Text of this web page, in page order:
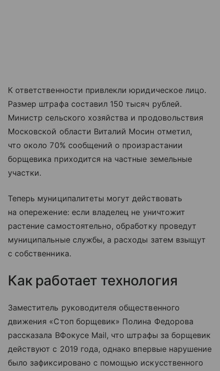
К ответственности привлекли юридическое лицо.
Размер штрафа составил 150 тысяч рублей.
Министр сельского хозяйства и продовольствия
Московской области Виталий Мосин отметил,
что около 70% сообщений о произрастании
борщевика приходится на частные земельные
участки.
Теперь муниципалитеты могут действовать
на опережение: если владелец не уничтожит
растение самостоятельно, обработку проведут
муниципальные службы, а расходы затем взыщут
с собственника.
Как работает технология
Заместитель руководителя общественного
движения «Стоп борщевик» Полина Федорова
рассказала ВФокусе Mail, что штрафы за борщевик
действуют с 2019 года, однако впервые нарушение
было зафиксировано с помощью искусственного